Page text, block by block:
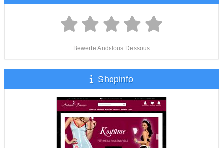
Bewerte Andalous Dessous
Shopinfo